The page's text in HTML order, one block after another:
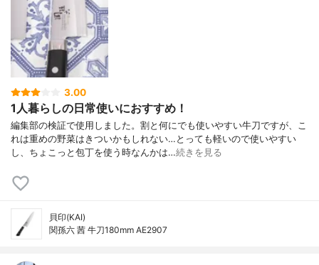
3.00
1人暮らしの日常使いにおすすめ！
編集部の検証で使用しました。割と何にでも使いやすい牛刀ですが、こ
れは重めの野菜はきついかもしれない…とっても軽いので使いやすい
し、ちょこっと包丁を使う時なんかは…続きを見る
貝印(KAI)
関孫六 茜 牛刀180mm AE2907